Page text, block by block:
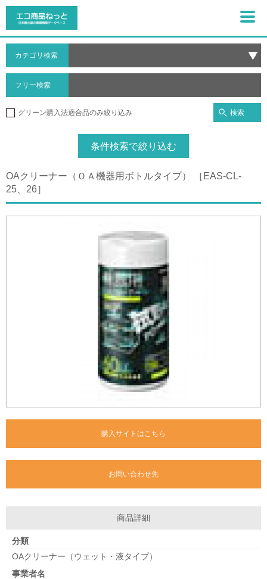
カテゴリ検索
フリー検索
グリーン購入法適合品のみ絞り込み 検索
条件検索で絞り込む
OAクリーナー（ＯＡ機器用ボトルタイプ） ［EAS-CL-
25、26］
購入サイトはこちら
お問い合わせ先
商品詳細
分類
OAクリーナー（ウェット・液タイプ）
事業者名